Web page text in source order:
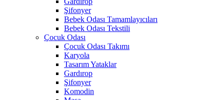
Şifonyer
Bebek Odası Tamamlayıcıları
Bebek Odası Tekstili
Çocuk Odası
Çocuk Odası Takımı
Karyola
Tasarım Yataklar
Gardırop
Şifonyer
Komodin